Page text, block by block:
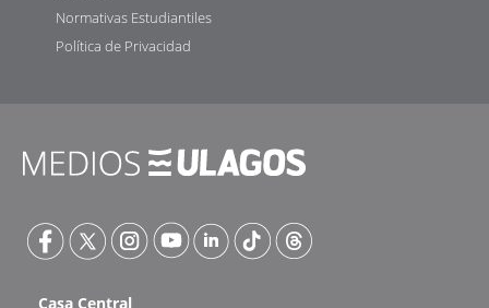
Normativas Estudiantiles
Política de Privacidad
Casa Central